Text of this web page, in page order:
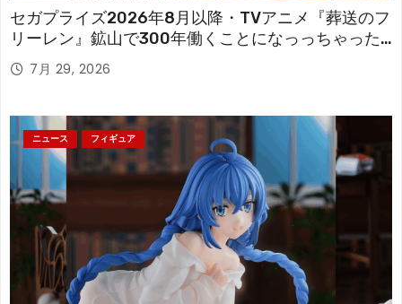
セガプライズ2026年8月以降・TVアニメ『葬送のフ
リーレン』鉱山で300年働くことになっっちゃった
「フリーレン」を立体化！
7月 29, 2026
ニュース フィギュア